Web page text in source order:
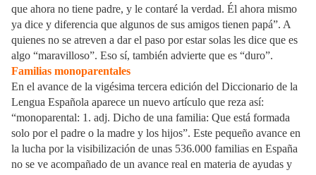
que ahora no tiene padre, y le contaré la verdad. Él ahora mismo
ya dice y diferencia que algunos de sus amigos tienen papá”. A
quienes no se atreven a dar el paso por estar solas les dice que es
algo “maravilloso”. Eso sí, también advierte que es “duro”.
Familias monoparentales
En el avance de la vigésima tercera edición del Diccionario de la
Lengua Española aparece un nuevo artículo que reza así:
“monoparental: 1. adj. Dicho de una familia: Que está formada
solo por el padre o la madre y los hijos”. Este pequeño avance en
la lucha por la visibilización de unas 536.000 familias en España
no se ve acompañado de un avance real en materia de ayudas y